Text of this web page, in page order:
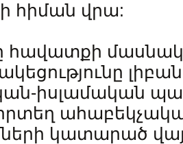
հիման վրա:
հավատքի
իսլամական
կատարած